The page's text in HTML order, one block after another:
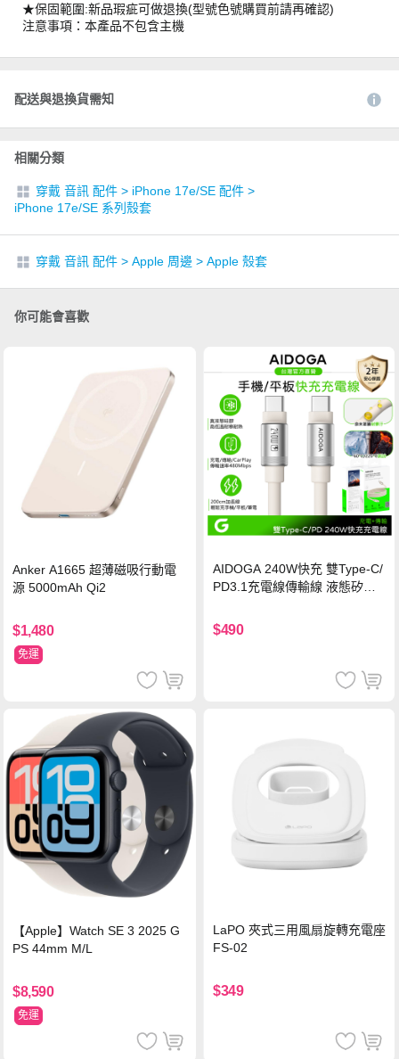
★保固範圍:新品瑕疵可做退換(型號色號購買前請再確認)
注意事項：本產品不包含主機
配送與退換貨需知
相關分類
穿戴 音訊 配件 > iPhone 17e/SE 配件 >
iPhone 17e/SE 系列殼套
穿戴 音訊 配件 > Apple 周邊 > Apple 殼套
你可能會喜歡
Anker A1665 超薄磁吸行動電
源 5000mAh Qi2
$1,480
免運
AIDOGA 240W快充 雙Type-C/
PD3.1充電線傳輸線 液態矽膠
機/平板/筆電
$490
【Apple】Watch SE 3 2025 G
PS 44mm M/L
$8,590
免運
LaPO 夾式三用風扇旋轉充電座
FS-02
$349